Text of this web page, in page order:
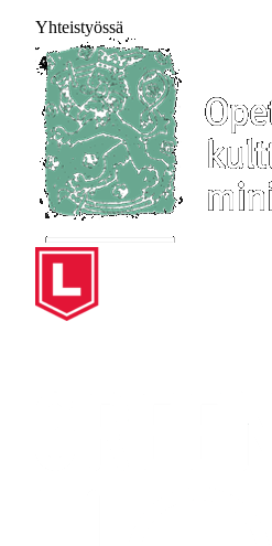
Yhteistyössä